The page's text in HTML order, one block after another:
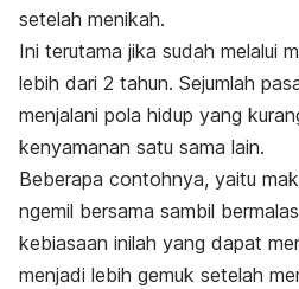
setelah menikah.
Ini terutama jika sudah melalui
lebih dari 2 tahun. Sejumlah
menjalani pola hidup yang
kenyamanan satu sama lain.
Beberapa contohnya, yaitu
ngemil bersama sambil
kebiasaan inilah yang dapat
menjadi lebih gemuk setelah